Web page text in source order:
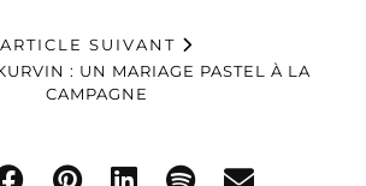
ARTICLE SUIVANT
: UN MARIAGE PASTEL À LA
CAMPAGNE